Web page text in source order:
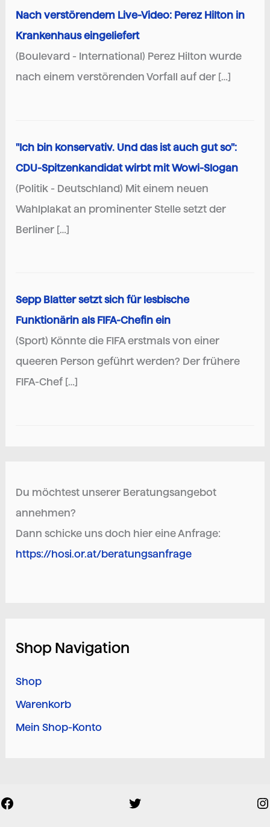
Nach verstörendem Live-Video: Perez Hilton in
Krankenhaus eingeliefert
(Boulevard - International) Perez Hilton wurde
nach einem verstörenden Vorfall auf der […]
"Ich bin konservativ. Und das ist auch gut so":
CDU-Spitzenkandidat wirbt mit Wowi-Slogan
(Politik - Deutschland) Mit einem neuen
Wahlplakat an prominenter Stelle setzt der
Berliner […]
Sepp Blatter setzt sich für lesbische
Funktionärin als FIFA-Chefin ein
(Sport) Könnte die FIFA erstmals von einer
queeren Person geführt werden? Der frühere
FIFA-Chef […]
Du möchtest unserer Beratungsangebot
annehmen?
Dann schicke uns doch hier eine Anfrage:
https://hosi.or.at/beratungsanfrage
Shop Navigation
Shop
Warenkorb
Mein Shop-Konto